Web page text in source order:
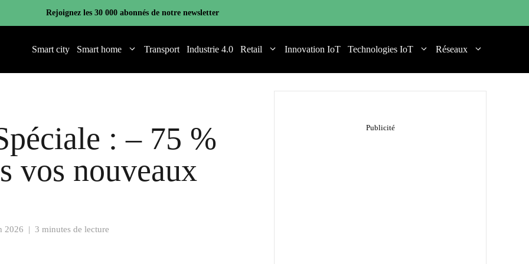
Rejoignez les 30 000 abonnés de notre newsletter
Smart city Smart home Transport Industrie 4.0 Retail Innovation IoT Technologies IoT Réseaux
: – 75 %
vos nouveaux
2026 | 3 minutes de lecture